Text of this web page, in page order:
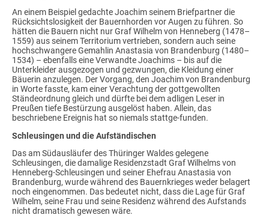
An einem Beispiel gedachte Joachim seinem Briefpartner die
Rücksichtslosigkeit der Bauernhorden vor Augen zu führen. So
hätten die Bauern nicht nur Graf Wilhelm von Henneberg (1478–
1559) aus seinem Territorium vertrieben, sondern auch seine
hochschwangere Gemahlin Anastasia von Brandenburg (1480–
1534) – ebenfalls eine Verwandte Joachims – bis auf die
Unterkleider ausgezogen und gezwungen, die Kleidung einer
Bäuerin anzulegen. Der Vorgang, den Joachim von Brandenburg
in Worte fasste, kam einer Verachtung der gottgewollten
Ständeordnung gleich und dürfte bei dem adligen Leser in
Preußen tiefe Bestürzung ausgelöst haben. Allein, das
beschriebene Ereignis hat so niemals stattge-funden.
Schleusingen und die Aufständischen
Das am Südausläufer des Thüringer Waldes gelegene
Schleusingen, die damalige Residenzstadt Graf Wilhelms von
Henneberg-Schleusingen und seiner Ehefrau Anastasia von
Brandenburg, wurde während des Bauernkrieges weder belagert
noch eingenommen. Das bedeutet nicht, dass die Lage für Graf
Wilhelm, seine Frau und seine Residenz während des Aufstands
nicht dramatisch gewesen wäre.